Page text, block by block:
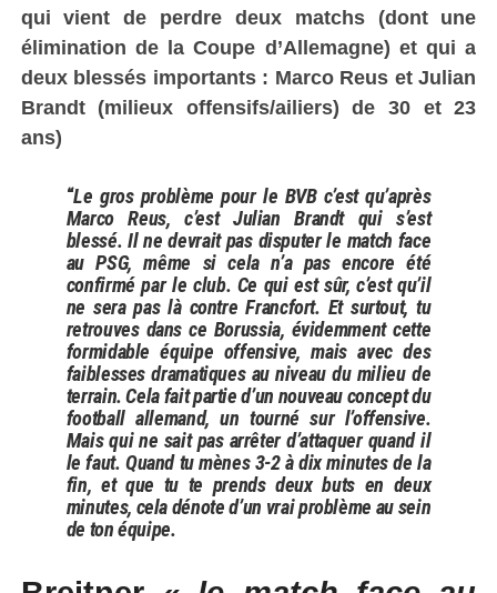
qui vient de perdre deux matchs (dont une
élimination de la Coupe d’Allemagne) et qui a
deux blessés importants : Marco Reus et Julian
Brandt (milieux offensifs/ailiers) de 30 et 23
ans)
“Le gros problème pour le BVB c’est qu’après
Marco Reus, c’est Julian Brandt qui s’est
blessé. Il ne devrait pas disputer le match face
au PSG, même si cela n’a pas encore été
confirmé par le club. Ce qui est sûr, c’est qu’il
ne sera pas là contre Francfort. Et surtout, tu
retrouves dans ce Borussia, évidemment cette
formidable équipe offensive, mais avec des
faiblesses dramatiques au niveau du milieu de
terrain. Cela fait partie d’un nouveau concept du
football allemand, un tourné sur l’offensive.
Mais qui ne sait pas arrêter d’attaquer quand il
le faut. Quand tu mènes 3-2 à dix minutes de la
fin, et que tu te prends deux buts en deux
minutes, cela dénote d’un vrai problème au sein
de ton équipe.